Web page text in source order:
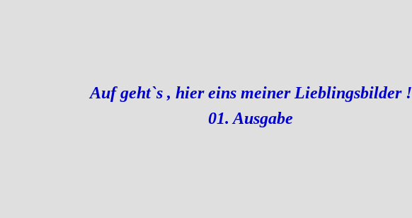
Auf geht`s , hier eins meiner Lieblingsbilder !
01. Ausgabe